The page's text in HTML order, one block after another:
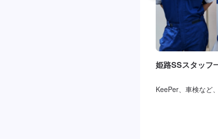
姫路SSスタッフ
KeePer、車検など